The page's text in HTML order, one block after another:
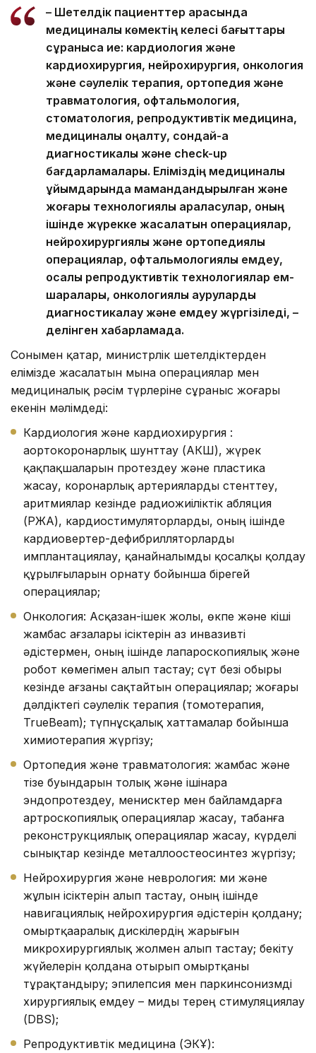
– Шетелдік пациенттер арасында
медициналық көмектің келесі бағыттары
сұранысқа ие: кардиология және
кардиохирургия, нейрохирургия, онкология
және сәулелік терапия, ортопедия және
травматология, офтальмология,
стоматология, репродуктивтік медицина,
медициналық оңалту, сондай-ақ
диагностикалық және check-up
бағдарламалары. Еліміздің медициналық
ұйымдарында мамандандырылған және
жоғары технологиялық араласулар, оның
ішінде жүрекке жасалатын операциялар,
нейрохирургиялық және ортопедиялық
операциялар, офтальмологиялық емдеу,
қосалқы репродуктивтік технологиялар ем-
шаралары, онкологиялық ауруларды
диагностикалау және емдеу жүргізіледі, –
делінген хабарламада.
Сонымен қатар, министрлік шетелдіктерден
елімізде жасалатын мына операциялар мен
медициналық рәсім түрлеріне сұраныс жоғары
екенін мәлімдеді:
Кардиология және кардиохирургия :
аортокоронарлық шунттау (АКШ), жүрек
қақпақшаларын протездеу және пластика
жасау, коронарлық артерияларды стенттеу,
аритмиялар кезінде радиожиіліктік абляция
(РЖА), кардиостимуляторларды, оның ішінде
кардиовертер-дефибрилляторларды
имплантациялау, қанайналымды қосалқы қолдау
құрылғыларын орнату бойынша бірегей
операциялар;
Онкология: Асқазан-ішек жолы, өкпе және кіші
жамбас ағзалары ісіктерін аз инвазивті
әдістермен, оның ішінде лапароскопиялық және
робот көмегімен алып тастау; сүт безі обыры
кезінде ағзаны сақтайтын операциялар; жоғары
дәлдіктегі сәулелік терапия (томотерапия,
TrueBeam); түпнұсқалық хаттамалар бойынша
химиотерапия жүргізу;
Ортопедия және травматология: жамбас және
тізе буындарын толық және ішінара
эндопротездеу, менисктер мен байламдарға
артроскопиялық операциялар жасау, табанға
реконструкциялық операциялар жасау, күрделі
сынықтар кезінде металлоостеосинтез жүргізу;
Нейрохирургия және неврология: ми және
жұлын ісіктерін алып тастау, оның ішінде
навигациялық нейрохирургия әдістерін қолдану;
омыртқааралық дискілердің жарығын
микрохирургиялық жолмен алып тастау; бекіту
жүйелерін қолдана отырып омыртқаны
тұрақтандыру; эпилепсия мен паркинсонизмді
хирургиялық емдеу – миды терең стимуляциялау
(DBS);
Репродуктивтік медицина (ЭКҰ):